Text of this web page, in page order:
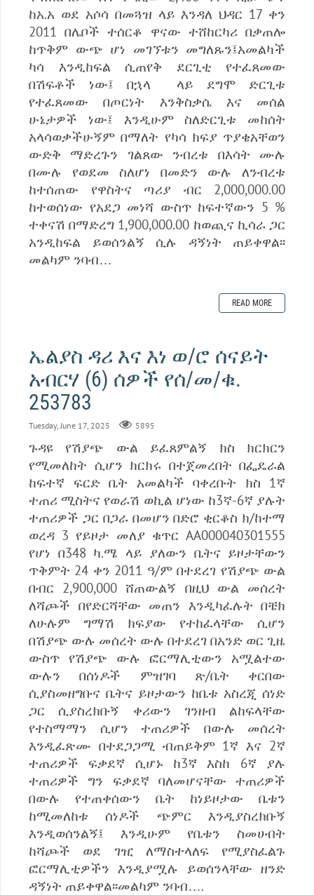
ከአ.አ ወደ አሶሳ በመጓዝ ላይ እንዳለ ህዳር 17 ቀን
2011 በሌቦች ተሰርቆ ዋናው ተሸከርካሪ በቃጠሎ
ከጥቅም ውጭ ሆነ መገኘቱን መግለጹን፤አመልካች
ካሳ እንዲከፍል ሲጠየቅ ደርጊቲ የተፈጸመው
በሽፍቶች ነው፤ በኋላ ላይ ደግሞ ድርጊቱ
የተፈጸመው በጦርነት እንቅስቃሴ እና መሰል
ሁኔታዎች ነው፤ እንዲሁም ስለድርጊቱ መከሰት
አላሳወቃችሁኝም በማለት የካሳ ክፍያ ጥያቄአቸወን
ውድቅ ማድረጉን ገልጸው ንብረቱ በእሳት ሙሉ
በሙሉ የወደመ ስለሆነ በመድን ውሉ ለንብረቱ
ከተሰጠው የዋስትና ጣሪያ ብር 2,000,000.00
ከተወሰነው የአደጋ መነሻ ውስጥ ከፍተኛውን 5 %
ተቀናሽ በማድረግ 1,900,000.00 ከወጪና ኪሳራ ጋር
አንዲከፍል ይወሰንልኝ ሲሉ ዳኝነት ጠይቀዋል፡፡
መልካም ንባብ…
READ MORE
ኤልያስ ዳሪ እና እነ ወ/ሮ ሰናይት
አብርሃ (6) ሰዎች የሰ/መ/ቁ.
253783
Tuesday, June 17, 2025 5895
ጉዳዩ የሽያጭ ውል ይፈጸምልኝ ክስ ክርክርን
የሚመለከት ሲሆን ክርክሩ በተጀመረበት በፌዴራል
ከፍተኛ ፍርድ ቤት አመልካች ባቀረቡት ክስ 1ኛ
ተጠሪ ሚስትና የወራሽ ወኪል ሆነው ከ3ኛ-6ኛ ያሉት
ተጠሪዎች ጋር በጋራ በመሆን በድሮ ቂርቆስ ክ/ከተማ
ወረዳ 3 የይዞታ መለያ ቁጥር AA000040301555
የሆነ በ348 ካ.ሜ ላይ ያለውን ቤትና ይዞታቸውን
ጥቅምት 24 ቀን 2011 ዓ/ም በተደረገ የሽያጭ ውል
በብር 2,900,000 ሸጠውልኝ በዚህ ውል መሰረት
ለሻጮች በየድርሻቸው መጠን እንዲካፈሉት በቼክ
ለሁሉም ግማሽ ክፍያው የተከፈላቸው ሲሆን
በሽያጭ ውሉ መሰረት ውሉ በተደረገ በአንድ ወር ጊዜ
ውስጥ የሽያጭ ውሉ ፎርማሊቲውን አሟልተው
ውሉን በሰነዶች ምዝገባ ጽ/ቤት ቀርበው
ሲያስመዘግቡና ቤትና ይዞታውን ከቤቱ አስረጂ ሰነድ
ጋር ሲያስረክቡኝ ቀሪውን ገንዘብ ልከፍላቸው
የተስማማን ሲሆን ተጠሪዎች በውሉ መሰረት
እንዲፈጽሙ በተደጋጋሚ ብጠይቅም 1ኛ እና 2ኛ
ተጠሪዎች ፍቃደኛ ሲሆኑ ከ3ኛ እስከ 6ኛ ያሉ
ተጠሪዎች ግን ፍቃደኛ ባለመሆናቸው ተጠሪዎች
በውሉ የተጠቀሰውን ቤት ከነይዞታው ቤቱን
ከሚመለከቱ ሰነዶች ጭምር እንዲያስረክቡኝ
እንዲወሰንልኝ፤ እንዲሁም የቤቱን ስመሀብት
ከሻጮች ወደ ገዢ ለማስተላለፍ የሚያስፈልጉ
ፎርማሊቲዎችን እንዲያሟሉ ይወሰንላቸው ዘንድ
ዳኝነት ጠይቀዋል፡፡መልካም ንባብ….